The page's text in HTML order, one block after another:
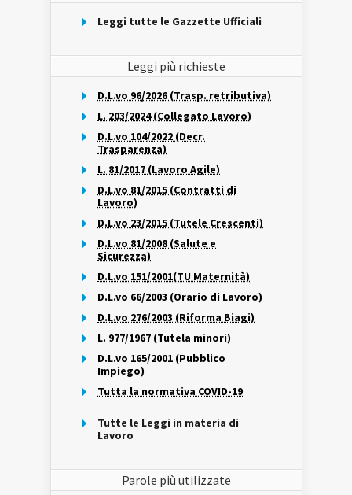
Leggi tutte le Gazzette Ufficiali
Leggi più richieste
D.L.vo 96/2026 (Trasp. retributiva)
L. 203/2024 (Collegato Lavoro)
D.L.vo 104/2022 (Decr.
Trasparenza)
L. 81/2017 (Lavoro Agile)
D.L.vo 81/2015 (Contratti di
Lavoro)
D.L.vo 23/2015 (Tutele Crescenti)
D.L.vo 81/2008 (Salute e
Sicurezza)
D.L.vo 151/2001(TU Maternità)
D.L.vo 66/2003 (Orario di Lavoro)
D.L.vo 276/2003 (Riforma Biagi)
L. 977/1967 (Tutela minori)
D.L.vo 165/2001 (Pubblico
Impiego)
Tutta la normativa COVID-19
Tutte le Leggi in materia di
Lavoro
Parole più utilizzate